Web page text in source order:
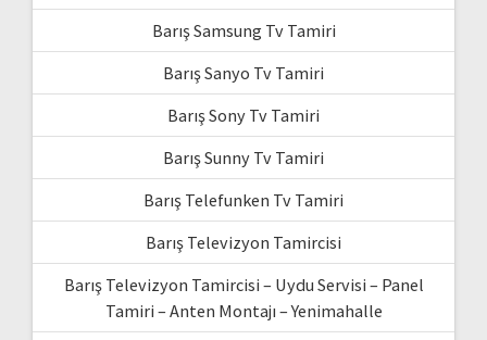
Barış Samsung Tv Tamiri
Barış Sanyo Tv Tamiri
Barış Sony Tv Tamiri
Barış Sunny Tv Tamiri
Barış Telefunken Tv Tamiri
Barış Televizyon Tamircisi
Barış Televizyon Tamircisi – Uydu Servisi – Panel
Tamiri – Anten Montajı – Yenimahalle